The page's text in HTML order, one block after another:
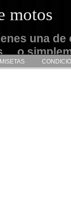
motos
una de
o